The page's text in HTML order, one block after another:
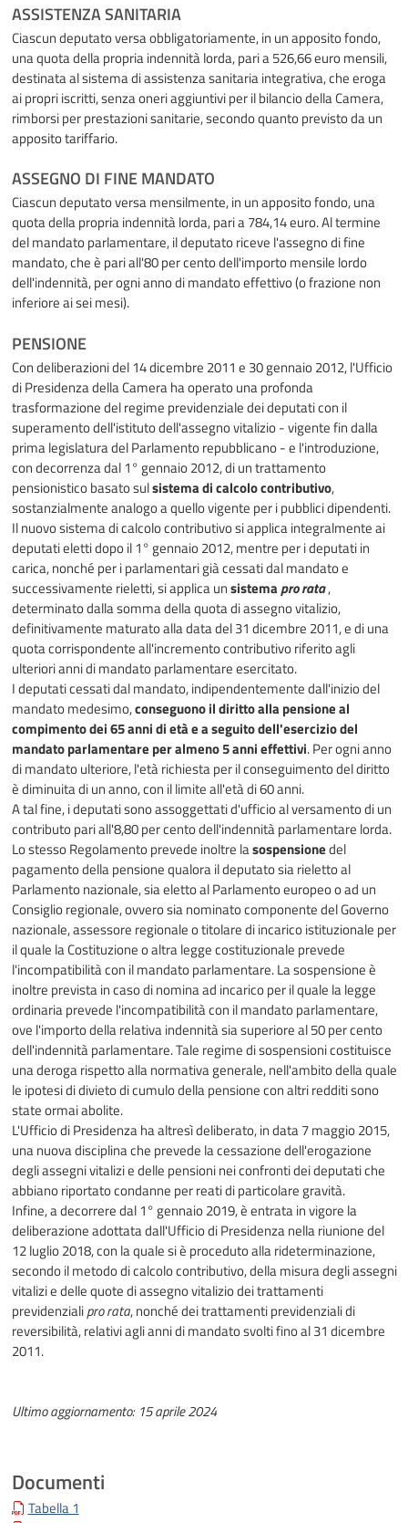
ASSISTENZA SANITARIA
Ciascun deputato versa obbligatoriamente, in un apposito fondo,
una quota della propria indennità lorda, pari a 526,66 euro mensili,
destinata al sistema di assistenza sanitaria integrativa, che eroga
ai propri iscritti, senza oneri aggiuntivi per il bilancio della Camera,
rimborsi per prestazioni sanitarie, secondo quanto previsto da un
apposito tariffario.
ASSEGNO DI FINE MANDATO
Ciascun deputato versa mensilmente, in un apposito fondo, una
quota della propria indennità lorda, pari a 784,14 euro. Al termine
del mandato parlamentare, il deputato riceve l'assegno di fine
mandato, che è pari all'80 per cento dell'importo mensile lordo
dell'indennità, per ogni anno di mandato effettivo (o frazione non
inferiore ai sei mesi).
PENSIONE
Con deliberazioni del 14 dicembre 2011 e 30 gennaio 2012, l'Ufficio
di Presidenza della Camera ha operato una profonda
trasformazione del regime previdenziale dei deputati con il
superamento dell'istituto dell'assegno vitalizio - vigente fin dalla
prima legislatura del Parlamento repubblicano - e l'introduzione,
con decorrenza dal 1° gennaio 2012, di un trattamento
pensionistico basato sulsistema di calcolo contributivo,
sostanzialmente analogo a quello vigente per i pubblici dipendenti.
Il nuovo sistema di calcolo contributivo si applica integralmente ai
deputati eletti dopo il 1° gennaio 2012, mentre per i deputati in
carica, nonché per i parlamentari già cessati dal mandato e
successivamente rieletti, si applica unsistemapro rata,
determinato dalla somma della quota di assegno vitalizio,
definitivamente maturato alla data del 31 dicembre 2011, e di una
quota corrispondente all'incremento contributivo riferito agli
ulteriori anni di mandato parlamentare esercitato.
I deputati cessati dal mandato, indipendentemente dall'inizio del
mandato medesimo,conseguono il diritto alla pensione al
compimento dei 65 anni di età e a seguito dell'esercizio del
mandato parlamentare per almeno 5 anni effettivi. Per ogni anno
di mandato ulteriore, l'età richiesta per il conseguimento del diritto
è diminuita di un anno, con il limite all'età di 60 anni.
A tal fine, i deputati sono assoggettati d'ufficio al versamento di un
contributo pari all'8,80 per cento dell'indennità parlamentare lorda.
Lo stesso Regolamento prevede inoltre lasospensionedel
pagamento della pensione qualora il deputato sia rieletto al
Parlamento nazionale, sia eletto al Parlamento europeo o ad un
Consiglio regionale, ovvero sia nominato componente del Governo
nazionale, assessore regionale o titolare di incarico istituzionale per
il quale la Costituzione o altra legge costituzionale prevede
l'incompatibilità con il mandato parlamentare. La sospensione è
inoltre prevista in caso di nomina ad incarico per il quale la legge
ordinaria prevede l'incompatibilità con il mandato parlamentare,
ove l'importo della relativa indennità sia superiore al 50 per cento
dell'indennità parlamentare. Tale regime di sospensioni costituisce
una deroga rispetto alla normativa generale, nell'ambito della quale
le ipotesi di divieto di cumulo della pensione con altri redditi sono
state ormai abolite.
L'Ufficio di Presidenza ha altresì deliberato, in data 7 maggio 2015,
una nuova disciplina che prevede la cessazione dell'erogazione
degli assegni vitalizi e delle pensioni nei confronti dei deputati che
abbiano riportato condanne per reati di particolare gravità.
Infine, a decorrere dal 1° gennaio 2019, è entrata in vigore la
deliberazione adottata dall'Ufficio di Presidenza nella riunione del
12 luglio 2018, con la quale si è proceduto alla rideterminazione,
secondo il metodo di calcolo contributivo, della misura degli assegni
vitalizi e delle quote di assegno vitalizio dei trattamenti
previdenzialipro rata, nonché dei trattamenti previdenziali di
reversibilità, relativi agli anni di mandato svolti fino al 31 dicembre
2011.
Ultimo aggiornamento: 15 aprile 2024
Documenti
Tabella 1